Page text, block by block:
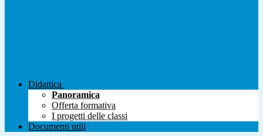
Didattica
Panoramica
Offerta formativa
I progetti delle classi
Documenti utili